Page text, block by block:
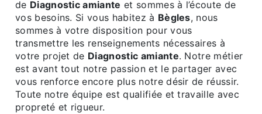
de Diagnostic amiante et sommes à l’écoute de
vos besoins. Si vous habitez à Bègles, nous
sommes à votre disposition pour vous
transmettre les renseignements nécessaires à
votre projet de Diagnostic amiante. Notre métier
est avant tout notre passion et le partager avec
vous renforce encore plus notre désir de réussir.
Toute notre équipe est qualifiée et travaille avec
propreté et rigueur.